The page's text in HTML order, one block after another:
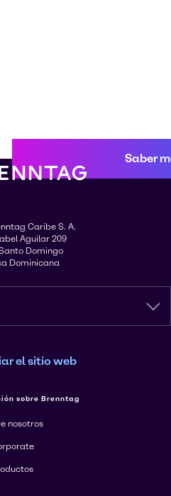
Saber
Caribe S. A.
Aguilar 209
Domingo
Dominicana
el sitio web
sobre Brenntag
nosotros